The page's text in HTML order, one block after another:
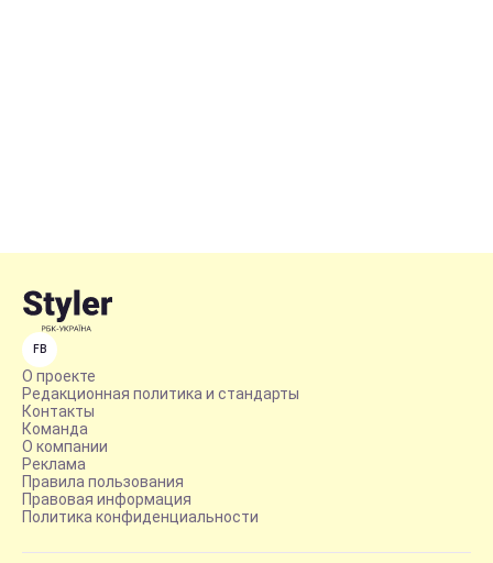
FB
О проекте
Редакционная политика и стандарты
Контакты
Команда
О компании
Реклама
Правила пользования
Правовая информация
Политика конфиденциальности